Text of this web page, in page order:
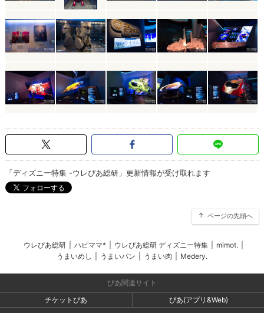
「ディズニー特集 -ウレぴあ総研」更新情報が受け取れます
ページの先頭へ
ウレぴあ総研 ハピママ* ウレぴあ総研 ディズニー特集 mimot.
うまいめし
うまいパン うまい肉 Medery.
ぴあ関連サイト
チケットぴあ
ぴあ(アプリ&Web)